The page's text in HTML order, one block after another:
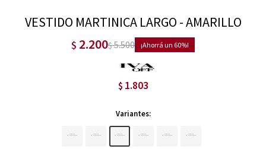
VESTIDO MARTINICA LARGO - AMARILLO
$ 2.200$5.500 60
$ 1.803
Variantes: